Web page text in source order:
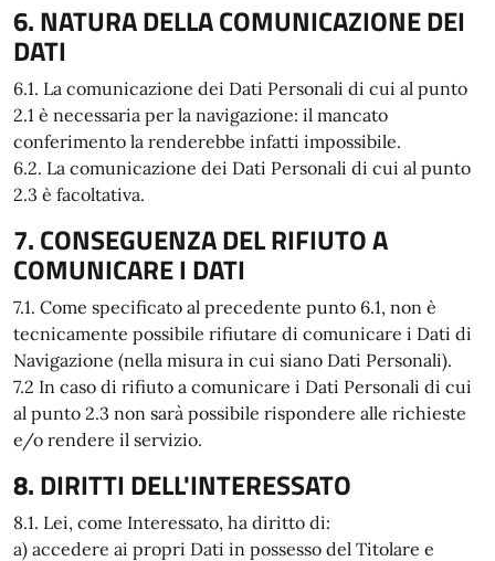
6. NATURA DELLA COMUNICAZIONE DEI
DATI
6.1. La comunicazione dei Dati Personali di cui al punto
2.1 è necessaria per la navigazione: il mancato
conferimento la renderebbe infatti impossibile.
6.2. La comunicazione dei Dati Personali di cui al punto
2.3 è facoltativa.
7. CONSEGUENZA DEL RIFIUTO A
COMUNICARE I DATI
7.1. Come specificato al precedente punto 6.1, non è
tecnicamente possibile rifiutare di comunicare i Dati di
Navigazione (nella misura in cui siano Dati Personali).
7.2 In caso di rifiuto a comunicare i Dati Personali di cui
al punto 2.3 non sarà possibile rispondere alle richieste
e/o rendere il servizio.
8. DIRITTI DELL'INTERESSATO
8.1. Lei, come Interessato, ha diritto di:
a) accedere ai propri Dati in possesso del Titolare e